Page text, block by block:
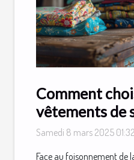
Comment
vêtements de
pour enfants
Samedi 8 mars 2025
Face au foisonnement de